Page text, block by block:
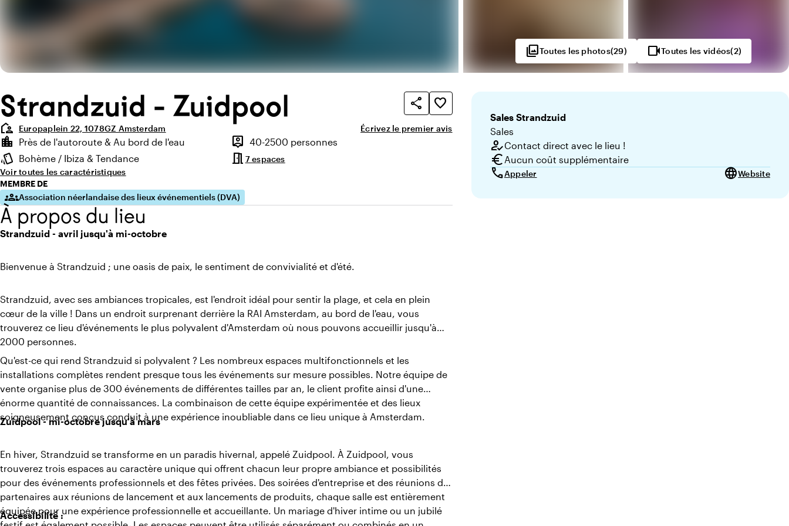
photo_libraryToutes les photos(29) videocamToutes les vidéos(2)
Strandzuid - Zuidpool share
favorite_border
location_away
Europaplein 22, 1078GZ Amsterdam Écrivez le premier avis
Points forts
location_city
Environnement
Près de l'autoroute & Au bord de l'eau person_pin
Capacité
40-2500 personnes
style
Ambiance
Bohème / Ibiza & Tendance meeting_room 7 espaces
Voir toutes les caractéristiques
MEMBRE DE
groupsAssociation néerlandaise des lieux événementiels (DVA)
À propos du lieu
Strandzuid - avril jusqu'à mi-octobre
Bienvenue à Strandzuid ; une oasis de paix, le sentiment de convivialité et d'été.
Strandzuid, avec ses ambiances tropicales, est l'endroit idéal pour sentir la plage, et cela en plein
cœur de la ville ! Dans un endroit surprenant derrière la RAI Amsterdam, au bord de l'eau, vous
trouverez ce lieu d'événements le plus polyvalent d'Amsterdam où nous pouvons accueillir jusqu'à
2000 personnes.
Qu'est-ce qui rend Strandzuid si polyvalent ? Les nombreux espaces multifonctionnels et les
installations complètes rendent presque tous les événements sur mesure possibles. Notre équipe de
vente organise plus de 300 événements de différentes tailles par an, le client profite ainsi d'une
énorme quantité de connaissances. La combinaison de cette équipe expérimentée et des lieux
soigneusement conçus conduit à une expérience inoubliable dans ce lieu unique à Amsterdam.
Zuidpool - mi-octobre jusqu'à mars
En hiver, Strandzuid se transforme en un paradis hivernal, appelé Zuidpool. À Zuidpool, vous
trouverez trois espaces au caractère unique qui offrent chacun leur propre ambiance et possibilités
pour des événements professionnels et des fêtes privées. Des soirées d'entreprise et des réunions de
partenaires aux réunions de lancement et aux lancements de produits, chaque salle est entièrement
équipée pour une expérience professionnelle et accueillante. Un mariage d'hiver intime ou un jubilé
Accessibilité :
Sales Strandzuid
Sales
how_to_regContact direct avec le lieu !
euro Aucun coût supplémentaire
callAppeler languageWebsite